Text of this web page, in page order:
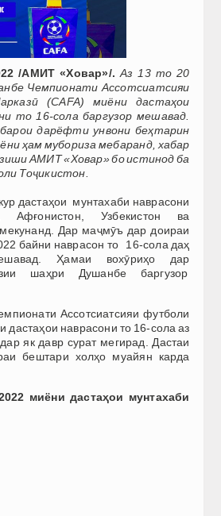
/АМИТ «Ховар»/. Аз 13 то 20
Чемпионати Ассотсиатсияи
(CAFA) миёни дастаҳои
то 16-сола баргузор мешавад.
дарёфти унвони беҳтарин
ҳам мубориза мебаранд, хабар
АМИТ «Ховар» бо истинод ба
Тоҷикистон.
дастаҳои мунтахаби наврасони
Афғонистон, Узбекистон ва
мекунанд. Дар маҷмӯъ дар доираи
байни наврасон то 16-сола даҳ
Ҳамаи вохӯриҳо дар
шаҳри Душанбе баргузор
Ассотсиатсияи футболи
наврасони то 16-сола аз
як давр сурат мегирад. Дастаи
бештари холҳо муайян карда
миёни дастаҳои мунтахаби